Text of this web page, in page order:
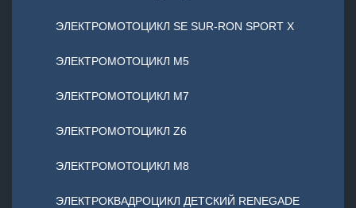
ЭЛЕКТРОМОТОЦИКЛ SE SUR-RON SPORT X
ЭЛЕКТРОМОТОЦИКЛ М5
ЭЛЕКТРОМОТОЦИКЛ М7
ЭЛЕКТРОМОТОЦИКЛ Z6
ЭЛЕКТРОМОТОЦИКЛ М8
ЭЛЕКТРОКВАДРОЦИКЛ ДЕТСКИЙ RENEGADE